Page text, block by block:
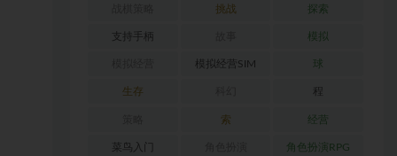
挑战 探索
支持手柄 模拟
模拟经营SIM 球
生存 程
索 经营
菜鸟入门 角色扮演RPG